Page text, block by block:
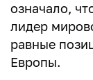
означало,
лидер
равные
Европы.